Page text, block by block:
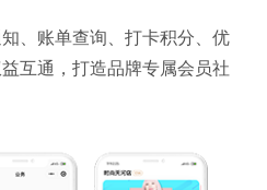
、账单查询、打卡积分、优
互通，打造品牌专属会员社